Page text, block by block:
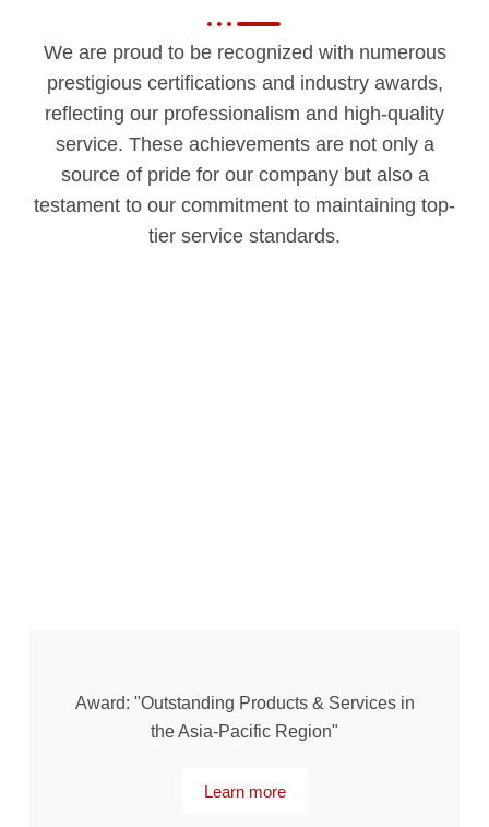
We are proud to be recognized with numerous
prestigious certifications and industry awards,
reflecting our professionalism and high-quality
service. These achievements are not only a
source of pride for our company but also a
testament to our commitment to maintaining top-
tier service standards.
Award: "Outstanding Products & Services in
the Asia-Pacific Region"
Learn more